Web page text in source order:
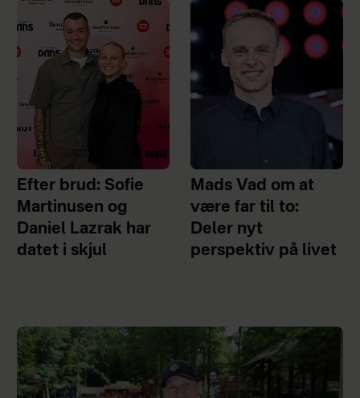
Efter brud: Sofie
Martinusen og
Daniel Lazrak har
datet i skjul
Mads Vad om at
være far til to:
Deler nyt
perspektiv på livet